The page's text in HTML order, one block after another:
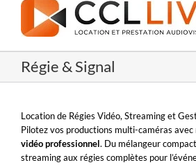
Régie & Signal
Location de Régies Vidéo, Streaming et
Pilotez vos productions multi-caméras
vidéo professionnel. Du mélangeur compact
streaming aux régies complètes pour